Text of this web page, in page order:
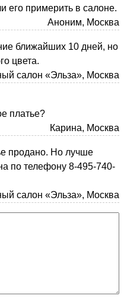
его примерить в салоне.
Аноним, Москва
ближайших 10 дней, но
цвета.
салон «Эльза», Москва
платье?
Карина, Москва
продано. Но лучше
по телефону 8-495-740-
салон «Эльза», Москва